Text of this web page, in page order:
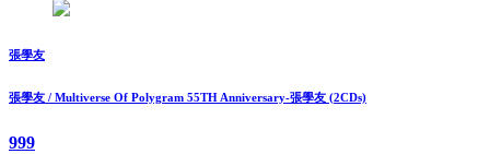
張學友
張學友 / Multiverse Of Polygram 55TH Anniversary-張學友 (2CDs)
999